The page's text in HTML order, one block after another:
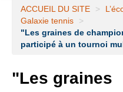
Le Club
Les équipes
Responsabilité Sociale et
ACCUEIL DU SITE >
Galaxie tennis
>
"Les graines de
participé à un tournoi
"Les graines